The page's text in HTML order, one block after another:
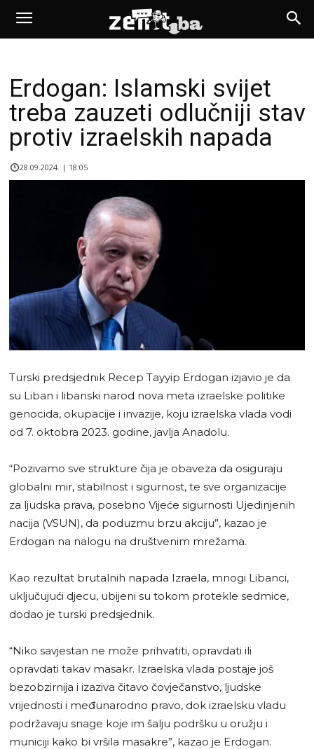
Erdogan: Islamski svijet
treba zauzeti odlučniji stav
protiv izraelskih napada
28.09.2024. | 18:05
Turski predsjednik Recep Tayyip Erdogan izjavio je da
su Liban i libanski narod nova meta izraelske politike
genocida, okupacije i invazije, koju izraelska vlada vodi
od 7. oktobra 2023. godine, javlja Anadolu.
“Pozivamo sve strukture čija je obaveza da osiguraju
globalni mir, stabilnost i sigurnost, te sve organizacije
za ljudska prava, posebno Vijeće sigurnosti Ujedinjenih
nacija (VSUN), da poduzmu brzu akciju”, kazao je
Erdogan na nalogu na društvenim mrežama.
Kao rezultat brutalnih napada Izraela, mnogi Libanci,
uključujući djecu, ubijeni su tokom protekle sedmice,
dodao je turski predsjednik.
“Niko savjestan ne može prihvatiti, opravdati ili
opravdati takav masakr. Izraelska vlada postaje još
bezobzirnija i izaziva čitavo čovječanstvo, ljudske
vrijednosti i međunarodno pravo, dok izraelsku vladu
podržavaju snage koje im šalju podršku u oružju i
municiji kako bi vršila masakre”, kazao je Erdogan.